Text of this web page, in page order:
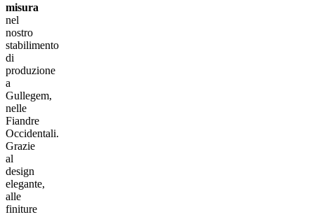
misura
nel
nostro
stabilimento
di
produzione
a
Gullegem,
nelle
Fiandre
Occidentali.
Grazie
al
design
elegante,
alle
finiture